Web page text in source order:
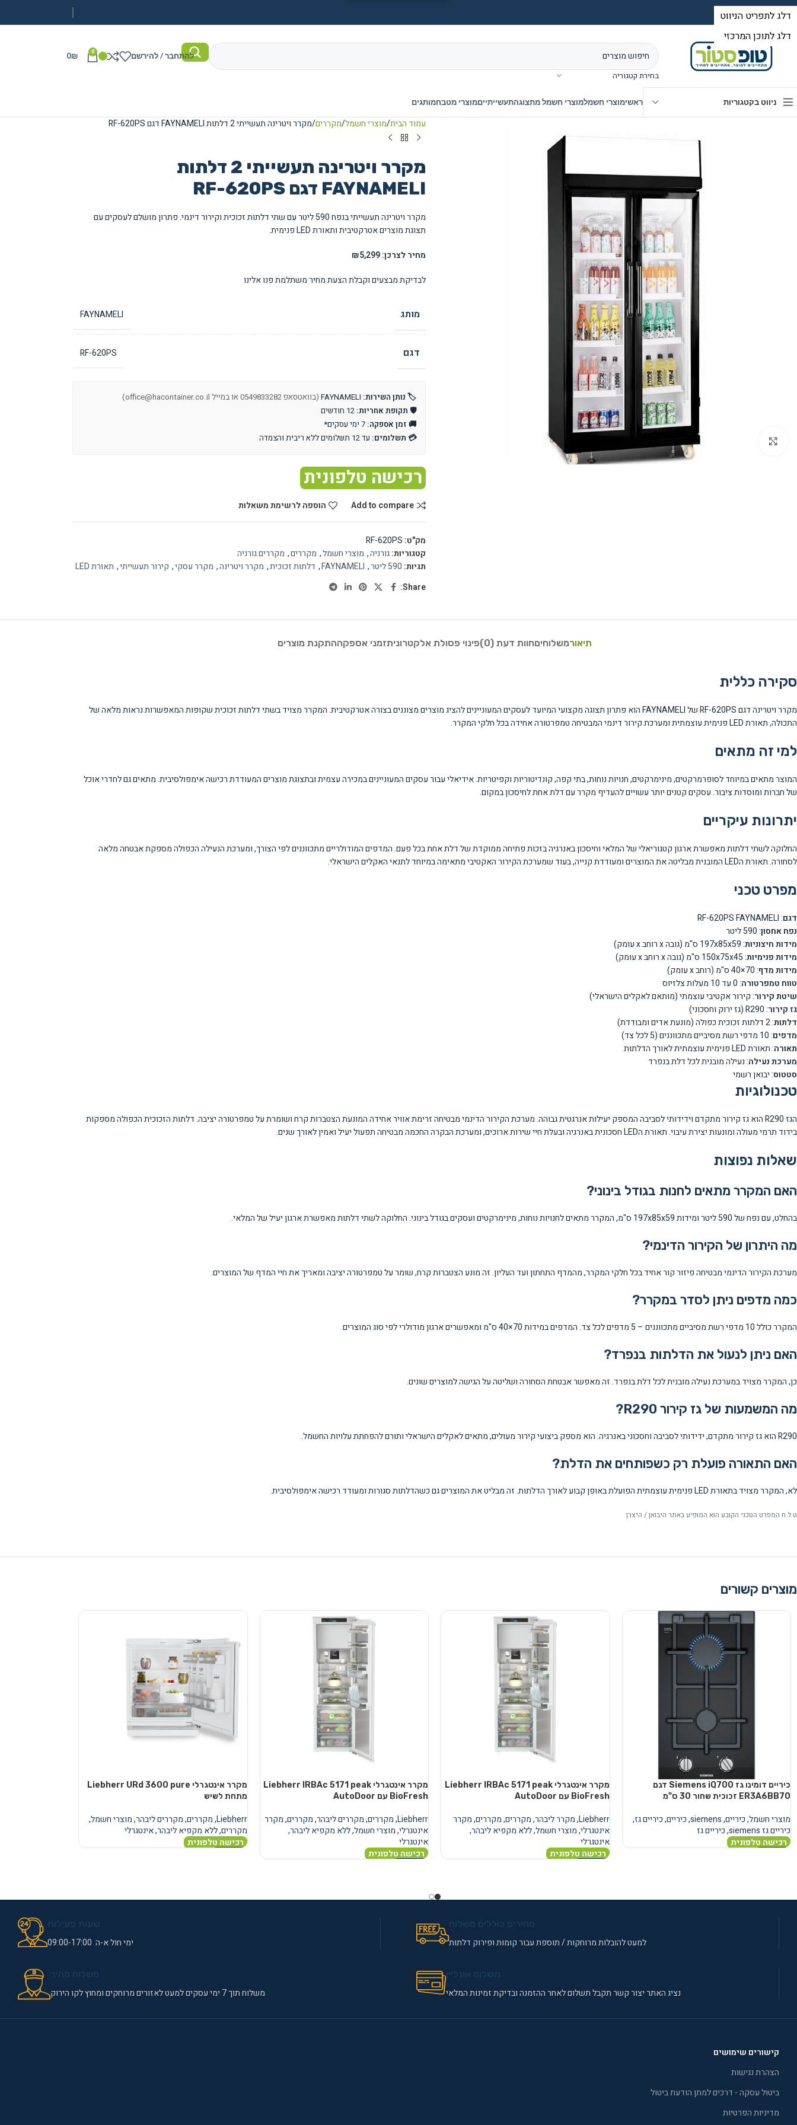
בחירת קטגוריה
להתחבר / להירשם 0
0₪
ניווט בקטגוריות ראשימוצרי חשמלמוצרי חשמל מתצוגהתעשייתייםמוצרי מטבחמותגים
עמוד הבית מוצרי חשמל מקררים מקרר ויטרינה תעשייתי 2 דלתות FAYNAMELI דגם RF-620PS
מקרר ויטרינה תעשייתי 2 דלתות
FAYNAMELI דגם RF-620PS
מקרר ויטרינה תעשייתי בנפח 590 ליטר עם שתי דלתות זכוכית וקירור דינמי. פתרון מושלם לעסקים עם
תצוגת מוצרים אטרקטיבית ותאורת LED פנימית.
מחיר לצרכן: ₪5,299
לבדיקת מבצעים וקבלת הצעת מחיר משתלמת פנו אלינו
מותג FAYNAMELI
דגם RF-620PS
🏷️ נותן השירות:
(בוואטסאפ 0549833282 או במייל office@hacontainer.co.il)
🛡️ תקופת אחריות:
🚚 זמן אספקה:
💳 תשלומים: עד 12 תשלומים ללא ריבית והצמדה
רכישה טלפונית
Add to compare הוספה לרשימת משאלות
מק"ט: RF-620PS
קטגוריות:גורניה, מוצרי חשמל, מקררים, מקררים גורניה
תגיות: 590 ליטר ,
FAYNAMELI
, דלתות זכוכית, מקרר ויטרינה, מקרר עסקי, קירור תעשייתי, תאורת LED
Share:
תיאורמשלוחיםחוות דעת (0) פינוי פסולת אלקטרוניתזמני אספקההתקנת מוצרים
סקירה כללית
מקרר ויטרינה דגם RF-620PS של FAYNAMELI הוא פתרון תצוגה מקצועי המיועד לעסקים המעוניינים להציג מוצרים מצוננים בצורה אטרקטיבית. המקרר מצויד בשתי דלתות זכוכית שקופות המאפשרות נראות מלאה של
התכולה, תאורת LED פנימית עוצמתית ומערכת קירור דינמי המבטיחה טמפרטורה אחידה בכל חלקי המקרר.
למי זה מתאים
המוצר מתאים במיוחד לסופרמרקטים, מינימרקטים, חנויות נוחות, בתי קפה, קונדיטוריות וקפיטריות. אידיאלי עבור עסקים המעוניינים במכירה עצמית ובתצוגת מוצרים המעודדת רכישה אימפולסיבית. מתאים גם לחדרי אוכל
של חברות ומוסדות ציבור. עסקים קטנים יותר עשויים להעדיף מקרר עם דלת אחת לחיסכון במקום.
יתרונות עיקריים
החלוקה לשתי דלתות מאפשרת ארגון קטגוריאלי של המלאי וחיסכון באנרגיה בזכות פתיחה ממוקדת של דלת אחת בכל פעם. המדפים המודולריים מתכווננים לפי הצורך, ומערכת הנעילה הכפולה מספקת אבטחה מלאה
לסחורה. תאורת הLED המובנית מבליטה את המוצרים ומעודדת קנייה, בעוד שמערכת הקירור האקטיבי מתאימה במיוחד לתנאי האקלים הישראלי.
מפרט טכני
דגם: RF-620PS FAYNAMELI
נפח אחסון: 590 ליטר
מידות חיצוניות: 197x85x59 ס"מ (גובה x רוחב x עומק)
מידות פנימיות: 150x75x45 ס"מ (גובה x רוחב x עומק)
מידות מדף: 70×40 ס"מ (רוחב x עומק)
טווח טמפרטורה: 0 עד 10 מעלות צלזיוס
שיטת קירור: קירור אקטיבי עוצמתי (מותאם לאקלים הישראלי)
גז קירור: R290 (גז ירוק וחסכוני)
דלתות: 2 דלתות זכוכית כפולה (מונעת אדים ומבודדת)
מדפים: 10 מדפי רשת מסיביים מתכווננים (5 לכל צד)
תאורה: תאורת LED פנימית עוצמתית לאורך הדלתות
מערכת נעילה: נעילה מובנית לכל דלת בנפרד
סטטוס: יבואן רשמי
טכנולוגיות
הגז R290 הוא גז קירור מתקדם וידידותי לסביבה המספק יעילות אנרגטית גבוהה. מערכת הקירור הדינמי מבטיחה זרימת אוויר אחידה המונעת הצטברות קרח ושומרת על טמפרטורה יציבה. דלתות הזכוכית הכפולה מספקות
בידוד תרמי מעולה ומונעות יצירת עיבוי. תאורת הLED חסכונית באנרגיה ובעלת חיי שירות ארוכים, ומערכת הבקרה החכמה מבטיחה תפעול יעיל ואמין לאורך שנים.
שאלות נפוצות
האם המקרר מתאים לחנות בגודל בינוני?
בהחלט, עם נפח של 590 ליטר ומידות 197x85x59 ס"מ, המקרר מתאים לחנויות נוחות, מינימרקטים ועסקים בגודל בינוני. החלוקה לשתי דלתות מאפשרת ארגון יעיל של המלאי.
מה היתרון של הקירור הדינמי?
מערכת הקירור הדינמי מבטיחה פיזור קור אחיד בכל חלקי המקרר, מהמדף התחתון ועד העליון. זה מונע הצטברות קרח, שומר על טמפרטורה יציבה ומאריך את חיי המדף של המוצרים.
כמה מדפים ניתן לסדר במקרר?
המקרר כולל 10 מדפי רשת מסיביים מתכווננים – 5 מדפים לכל צד. המדפים במידות 70×40 ס"מ ומאפשרים ארגון מודולרי לפי סוג המוצרים.
האם ניתן לנעול את הדלתות בנפרד?
כן, המקרר מצויד במערכת נעילה מובנית לכל דלת בנפרד. זה מאפשר אבטחת הסחורה ושליטה על הגישה למוצרים שונים.
מה המשמעות של גז קירור R290?
R290 הוא גז קירור מתקדם, ידידותי לסביבה וחסכוני באנרגיה. הוא מספק ביצועי קירור מעולים, מתאים לאקלים הישראלי ותורם להפחתת עלויות החשמל.
האם התאורה פועלת רק כשפותחים את הדלת?
לא, המקרר מצויד בתאורת LED פנימית עוצמתית הפועלת באופן קבוע לאורך הדלתות. זה מבליט את המוצרים גם כשהדלתות סגורות ומעודד רכישה אימפולסיבית.
ט.ל.ח המפרט הטכני הקובע הוא המופיע באתר היבואן / היצרן
מוצרים קשורים
כיריים דומינו גז Siemens iQ700 דגם
ER3A6BB70 זכוכית שחור 30 ס"מ
מוצרי חשמל,כיריים,
siemens
,כיריים,כיריים גז,
כיריים גז siemens
,כיריים גז
רכישה טלפונית
מקרר אינטגרלי Liebherr IRBAc 5171 peak
BioFresh עם AutoDoor
Liebherr
,מקרר ליבהר,מקררים,מקררים,מקרר
אינטגרלי,מוצרי חשמל,ללא מקפיא ליבהר,
אינטגרלי
רכישה טלפונית
מקרר אינטגרלי Liebherr IRBAc 5171 peak
BioFresh עם AutoDoor
Liebherr
,מקררים,מקררים ליבהר,מקררים,מקרר
אינטגרלי,מוצרי חשמל,ללא מקפיא ליבהר,
אינטגרלי
רכישה טלפונית
מקרר אינטגרלי Liebherr URd 3600 pure
מתחת לשיש
Liebherr
,מקררים,מקררים ליבהר,מוצרי חשמל,
מקררים,ללא מקפיא ליבהר,אינטגרלי
רכישה טלפונית
למעט להובלות מרוחקות / תוספת עבור קומות ופירוק דלתות ימי חול א-ה 09:00-17:00
נציג האתר יצור קשר תקבל תשלום לאחר ההזמנה ובדיקת זמינות המלאי משלוח תוך 7 ימי עסקים למעט לאזורים מרוחקים ומחוץ לקו הירוק
קישורים שימושים
הצהרת נגישות
ביטול עסקה - דרכים למתן הודעת ביטול
מדיניות הפרטיות